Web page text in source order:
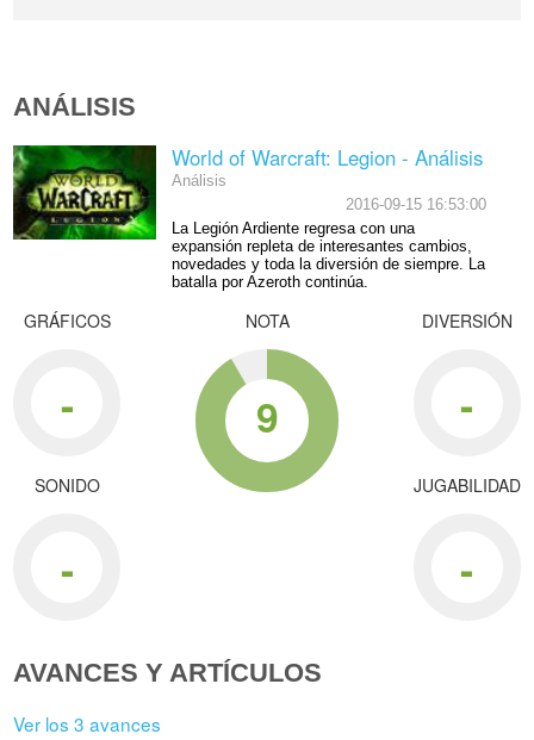
ANÁLISIS
World of Warcraft: Legion - Análisis
Análisis
2016-09-15 16:53:00
La Legión Ardiente regresa con una
expansión repleta de interesantes cambios,
novedades y toda la diversión de siempre. La
batalla por Azeroth continúa.
GRÁFICOS
-
SONIDO
-
NOTA
9
DIVERSIÓN
-
JUGABILIDAD
-
AVANCES Y ARTÍCULOS
Ver los 3 avances